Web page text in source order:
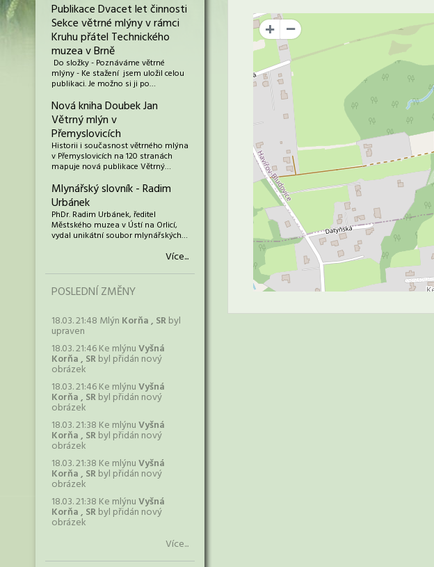
Publikace Dvacet let činnosti
Sekce větrné mlýny v rámci
Kruhu přátel Technického
muzea v Brně
Do složky - Poznáváme větrné
mlýny - Ke stažení jsem uložil celou
publikaci. Je možno si ji po…
Nová kniha Doubek Jan
Větrný mlýn v
Přemyslovicích
Historii i současnost větrného mlýna
v Přemyslovicích na 120 stranách
mapuje nová publikace Větrný…
Mlynářský slovník - Radim
Urbánek
PhDr. Radim Urbánek, ředitel
Městského muzea v Ústí na Orlicí,
vydal unikátní soubor mlynářských…
Více...
POSLEDNÍ ZMĚNY
18.03. 21:48 Mlýn Korňa , SRbyl
upraven
18.03. 21:46 Ke mlýnuVyšná
Korňa , SRbyl přidán nový
obrázek
18.03. 21:46 Ke mlýnuVyšná
Korňa , SRbyl přidán nový
obrázek
18.03. 21:38 Ke mlýnuVyšná
Korňa , SRbyl přidán nový
obrázek
18.03. 21:38 Ke mlýnuVyšná
Korňa , SRbyl přidán nový
obrázek
18.03. 21:38 Ke mlýnuVyšná
Korňa , SRbyl přidán nový
obrázek
Více...
+